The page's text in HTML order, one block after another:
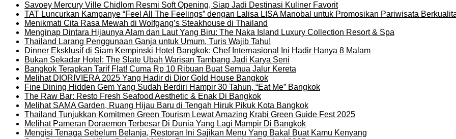
Savoey Mercury Ville Chidlom Resmi Soft Opening, Siap Jadi Destinasi Kuliner Favorit
TAT Luncurkan Kampanye “Feel All The Feelings” dengan Lalisa LISA Manobal untuk Promosikan Pariwisata
Menikmati Cita Rasa Mewah di Wolfgang’s Steakhouse di Thailand
Menginap Dintara Hijaunya Alam dan Laut Yang Biru: The Naka Island Luxury Collection Resort & Spa
Thailand Larang Penggunaan Ganja untuk Umum, Turis Wajib Tahu!
Dinner Eksklusif di Siam Kempinski Hotel Bangkok: Chef Internasional Ini Hadir Hanya 8 Malam
Bukan Sekadar Hotel: The Slate Ubah Warisan Tambang Jadi Karya Seni
Bangkok Terapkan Tarif Flat! Cuma Rp 10 Ribuan Buat Semua Jalur Kereta
Melihat DIORIVIERA 2025 Yang Hadir di Dior Gold House Bangkok
Fine Dining Hidden Gem Yang Sudah Berdiri Hampir 30 Tahun, “Eat Me” Bangkok
The Raw Bar: Resto Fresh Seafood Aesthetic & Enak Di Bangkok
Melihat SAMA Garden, Ruang Hijau Baru di Tengah Hiruk Pikuk Kota Bangkok
Thailand Tunjukkan Komitmen Green Tourism Lewat Amazing Krabi Green Guide Fest 2025
Melihat Pameran Doraemon Terbesar Di Dunia Yang Lagi Mampir Di Bangkok
Mengisi Tenaga Sebelum Belanja, Restoran Ini Sajikan Menu Yang Bakal Buat Kamu Kenyang